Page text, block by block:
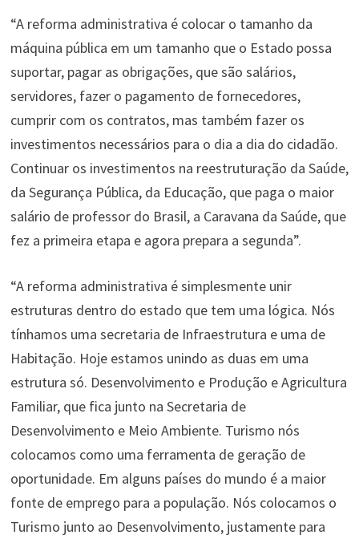
“A reforma administrativa é colocar o tamanho da
máquina pública em um tamanho que o Estado possa
suportar, pagar as obrigações, que são salários,
servidores, fazer o pagamento de fornecedores,
cumprir com os contratos, mas também fazer os
investimentos necessários para o dia a dia do cidadão.
Continuar os investimentos na reestruturação da Saúde,
da Segurança Pública, da Educação, que paga o maior
salário de professor do Brasil, a Caravana da Saúde, que
fez a primeira etapa e agora prepara a segunda”.
“A reforma administrativa é simplesmente unir
estruturas dentro do estado que tem uma lógica. Nós
tínhamos uma secretaria de Infraestrutura e uma de
Habitação. Hoje estamos unindo as duas em uma
estrutura só. Desenvolvimento e Produção e Agricultura
Familiar, que fica junto na Secretaria de
Desenvolvimento e Meio Ambiente. Turismo nós
colocamos como uma ferramenta de geração de
oportunidade. Em alguns países do mundo é a maior
fonte de emprego para a população. Nós colocamos o
Turismo junto ao Desenvolvimento, justamente para